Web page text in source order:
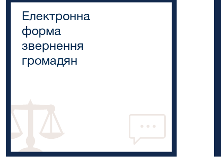
Електронна
форма
звернення
громадян